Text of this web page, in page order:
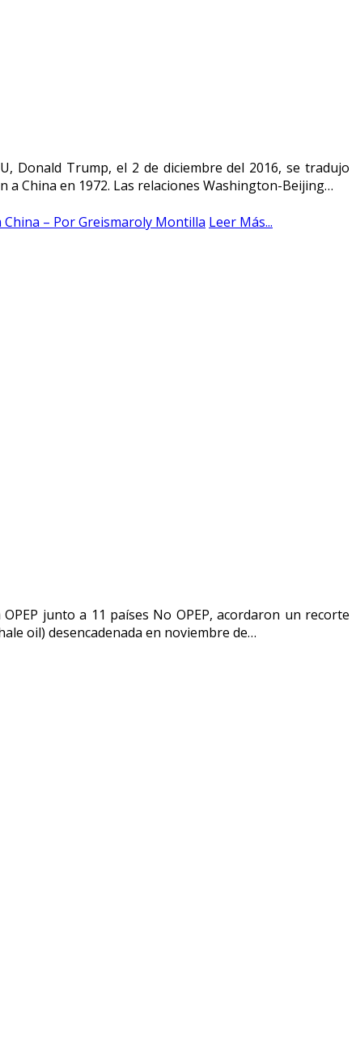
Donald Trump, el 2 de diciembre del 2016, se tradujo
China en 1972. Las relaciones Washington-Beijing…
– Por Greismaroly Montilla Leer Más...
junto a 11 países No OPEP, acordaron un recorte
oil) desencadenada en noviembre de…